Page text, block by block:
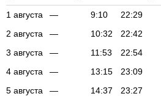
1 августа — 9:10 22:29
2 августа
— 10:32 22:42
3 августа
— 11:53 22:54
4 августа
— 13:15 23:09
5 августа
— 14:37 23:27